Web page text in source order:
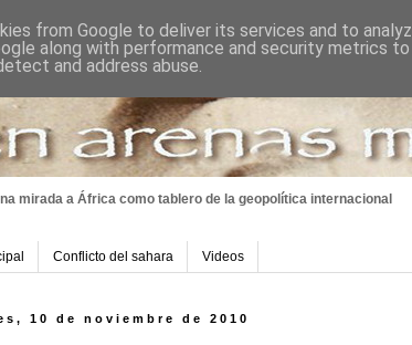
mirada a África como tablero de la geopolítica internacional
Conflicto del sahara Videos
10 de noviembre de 2010
from Google to deliver its services and to
along with performance and security metrics
and address abuse.